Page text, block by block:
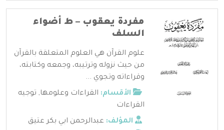
مفردة يعقوب – ط أضواء
السلف
علوم القرآن هي العلوم المتعلقة بالقرآن
من حيث نزوله وترتيبه، وجمعه وكتابته،
وقراءاته وتجوي ...
الأقسام: القراءات وعلومها, توجيه
القراءات
المؤلف: عبدالرحمن ابي بكر عتيق